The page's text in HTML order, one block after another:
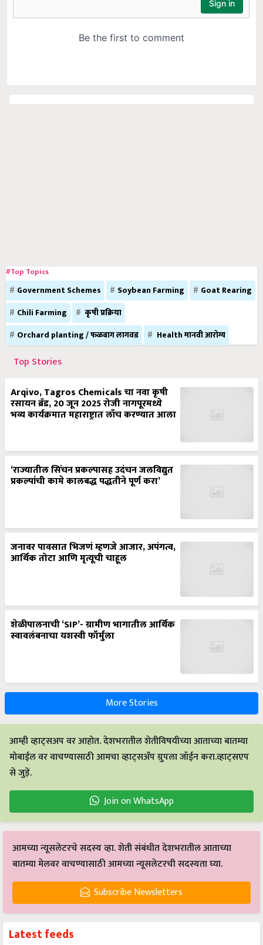
#Top Topics
Government Schemes Soybean Farming
Goat Rearing
Chili Farming
कृषी प्रक्रिया
Orchard planting / फळबाग लागवड
Health मानवी आरोग्य
Top Stories
Arqivo, Tagros Chemicals चा नवा कृषी
रसायन ब्रँड, 20 जून 2025 रोजी नागपूरमध्ये
भव्य कार्यक्रमात महाराष्ट्रात लाँच करण्यात आला
‘राज्यातील सिंचन प्रकल्पासह उदंचन जलविद्युत
प्रकल्पांची कामे कालबद्ध पद्धतीने पूर्ण करा’
जनावर पावसात भिजणं म्हणजे आजार, अपंगत्व,
आर्थिक तोटा आणि मृत्यूची चाहूल
शेळीपालनाची ‘SIP’- ग्रामीण भागातील आर्थिक
स्वावलंबनाचा यशस्वी फॉर्मुला
More Stories
आम्ही व्हाट्सअप वर आहोत. देशभरातील शेतीविषयीच्या आताच्या बातम्या
मोबाईल वर वाचण्यासाठी आमचा व्हाट्सअँप ग्रुपला जॉईन करा.व्हाट्सएप
से जुड़ें.
Join on WhatsApp
आमच्या न्यूसलेटरचे सदस्य व्हा. शेती संबंधीत देशभरातील आताच्या
बातम्या मेलवर वाचण्यासाठी आमच्या न्यूसलेटरची सदस्यता घ्या.
Subscribe Newsletters
Latest feeds